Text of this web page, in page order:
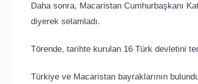
Daha sonra, Macaristan Cumhurbaşkanı
diyerek selamladı.
Törende, tarihte kurulan 16 Türk devletini
Türkiye ve Macaristan bayraklarının